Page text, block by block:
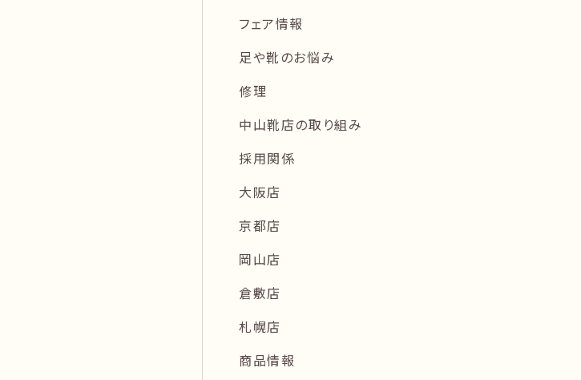
フェア情報
足や靴のお悩み
修理
中山靴店の取り組み
採用関係
大阪店
京都店
岡山店
倉敷店
札幌店
商品情報